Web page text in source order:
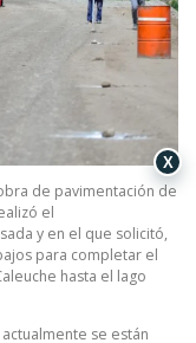
de pavimentación de
el
y en el que solicitó,
para completar el
hasta el lago
se están
X